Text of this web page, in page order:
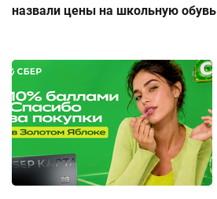
назвали цены на школьную обувь